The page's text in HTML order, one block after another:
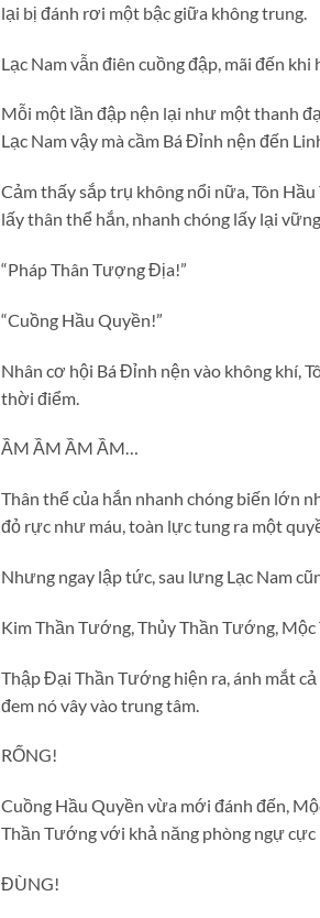
lại bị đánh rơi một bậc giữa không trung.
Lạc Nam vẫn điên cuồng đập, mãi đến
Mỗi một lần đập nện lại như một thanh
Lạc Nam vậy mà cầm Bá Đỉnh nện đến
Cảm thấy sắp trụ không nổi nữa, Tôn
lấy thân thể hắn, nhanh chóng lấy lại
“Pháp Thân Tượng Địa!”
“Cuồng Hầu Quyền!”
Nhân cơ hội Bá Đỉnh nện vào không khí,
thời điểm.
ẦM ẦM ẦM ẦM…
Thân thể của hắn nhanh chóng biến lớn
đỏ rực như máu, toàn lực tung ra một
Nhưng ngay lập tức, sau lưng Lạc Nam
Kim Thần Tướng, Thủy Thần Tướng,
Thập Đại Thần Tướng hiện ra, ánh mắt
đem nó vây vào trung tâm.
RỐNG!
Cuồng Hầu Quyền vừa mới đánh đến,
Thần Tướng với khả năng phòng ngự
ĐÙNG!